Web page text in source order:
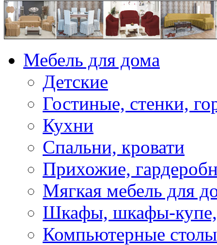
Мебель для дома
Детские
Гостиные, стенки,
Кухни
Спальни, кровати
Прихожие,
Мягкая мебель для
Шкафы, шкафы-купе,
Компьютерные столы